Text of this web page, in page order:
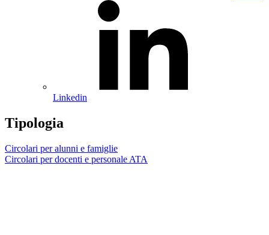
Linkedin
Tipologia
Circolari per alunni e famiglie
Circolari per docenti e personale ATA